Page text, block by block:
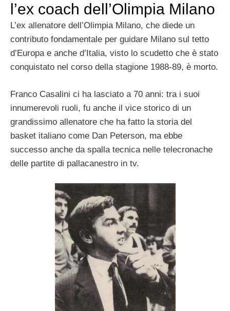
l’ex coach dell’Olimpia Milano
L’ex allenatore dell’Olimpia Milano, che diede un
contributo fondamentale per guidare Milano sul tetto
d’Europa e anche d’Italia, visto lo scudetto che è stato
conquistato nel corso della stagione 1988-89, è morto.
Franco Casalini ci ha lasciato a 70 anni: tra i suoi
innumerevoli ruoli, fu anche il vice storico di un
grandissimo allenatore che ha fatto la storia del
basket italiano come Dan Peterson, ma ebbe
successo anche da spalla tecnica nelle telecronache
delle partite di pallacanestro in tv.